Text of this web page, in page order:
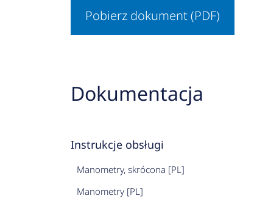
Pobierz dokument (PDF)
Dokumentacja
Instrukcje obsługi
Manometry, skrócona [PL]
Manometry [PL]